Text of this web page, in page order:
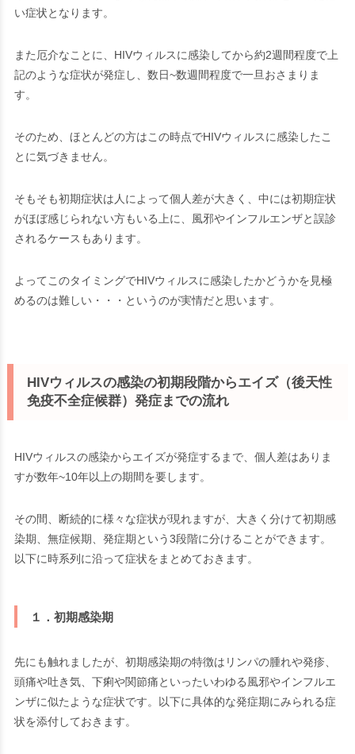
い症状となります。
また厄介なことに、HIVウィルスに感染してから約2週間程度で上
記のような症状が発症し、数日~数週間程度で一旦おさまりま
す。
そのため、ほとんどの方はこの時点でHIVウィルスに感染したこ
とに気づきません。
そもそも初期症状は人によって個人差が大きく、中には初期症状
がほぼ感じられない方もいる上に、風邪やインフルエンザと誤診
されるケースもあります。
よってこのタイミングでHIVウィルスに感染したかどうかを見極
めるのは難しい・・・というのが実情だと思います。
HIVウィルスの感染の初期段階からエイズ（後天性
免疫不全症候群）発症までの流れ
HIVウィルスの感染からエイズが発症するまで、個人差はありま
すが数年~10年以上の期間を要します。
その間、断続的に様々な症状が現れますが、大きく分けて初期感
染期、無症候期、発症期という3段階に分けることができます。
以下に時系列に沿って症状をまとめておきます。
１．初期感染期
先にも触れましたが、初期感染期の特徴はリ ンパの腫れや発疹、
頭痛や吐き気、下痢や関節痛といったいわゆる風邪やインフルエ
ンザに似たような症状です。以下に具体的な発症期にみられる症
状を添付しておきます。